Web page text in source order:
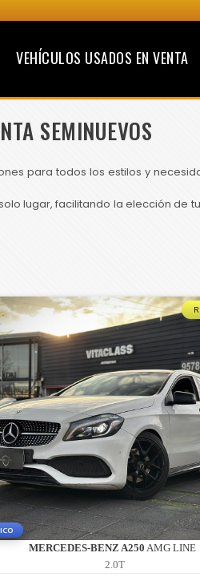
VEHÍCULOS USADOS EN VENTA
SEMINUEVOS
para todos los estilos y
lugar, facilitando la elección de
MERCEDES-BENZ A250 AMG LINE
2.0T